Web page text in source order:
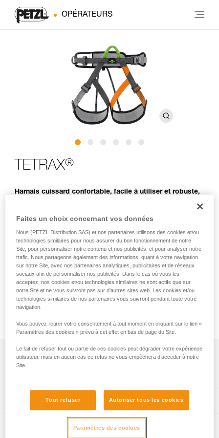
OPÉRATEURS
TETRAX®
Harnais cuissard confortable, facile à utiliser et robuste,
TETRAX est un harnais confortable, facile à utiliser et
robuste, conçu pour les usages collectifs. Sa ceinture
rembourrée, équipée d'une mousse coulissante, assure un
port confortable quelle que soit la taille de l'utilisateur. Il est
équipé d'un seul point d'attache pour faciliter la mise en
place des systèmes d'assurage et permettre un contrôle
visuel rapide. Son point d'attache renforcé et ses sangles
épaisses lui apportent une grande durabilité pour les usages
intensifs. Ses deux porte-matériel assurent le transport des
équipements. Des zones d'identification et de marquage
Descriptif
- code couleur gris/orange sur les tours de cuisse
permettant de faciliter les explications d'enfilage aux
clients,
- ceinture et tours de cuisse rembourrés pour un port
confortable en suspension. La ceinture s'adapte
Matière(s): sangle en polyester, boucles en acier,
Certification(s): CE EN 12277 type C, UIAA
Informations techniques
Télécharger le pdf technical-notice-TETRAX-01
Faites un choix concernant vos données
Nous (PETZL Distribution SAS) et nos partenaires utilisons des cookies et/ou
technologies similaires pour nous assurer du bon fonctionnement de notre
Site, pour personnaliser notre contenu et nos publicités, et pour analyser notre
trafic. Nous partageons également des informations, quant à votre navigation
sur notre Site, avec nos partenaires analytiques, publicitaires et de réseaux
sociaux afin de personnaliser nos publicités. Dans le cas où vous les
acceptez, nos cookies et/ou technologies similaires ne sont actifs que sur
notre Site et ne vous suivront pas sur d’autres sites web. Les cookies et/ou
technologies similaires de nos partenaires vous suivront pendant toute votre
navigation.
Vous pouvez retirer votre consentement à tout moment en cliquant sur le lien «
Paramètres des cookies » prévu à cet effet en bas de page du Site.
Le fait de refuser tout ou partie de ces cookies peut dégrader votre expérience
utilisateur, mais en aucun cas ce refus ne vous empêchera d’accéder à notre
Site.
Tout refuser Autoriser tous les cookies
Paramètres des cookies